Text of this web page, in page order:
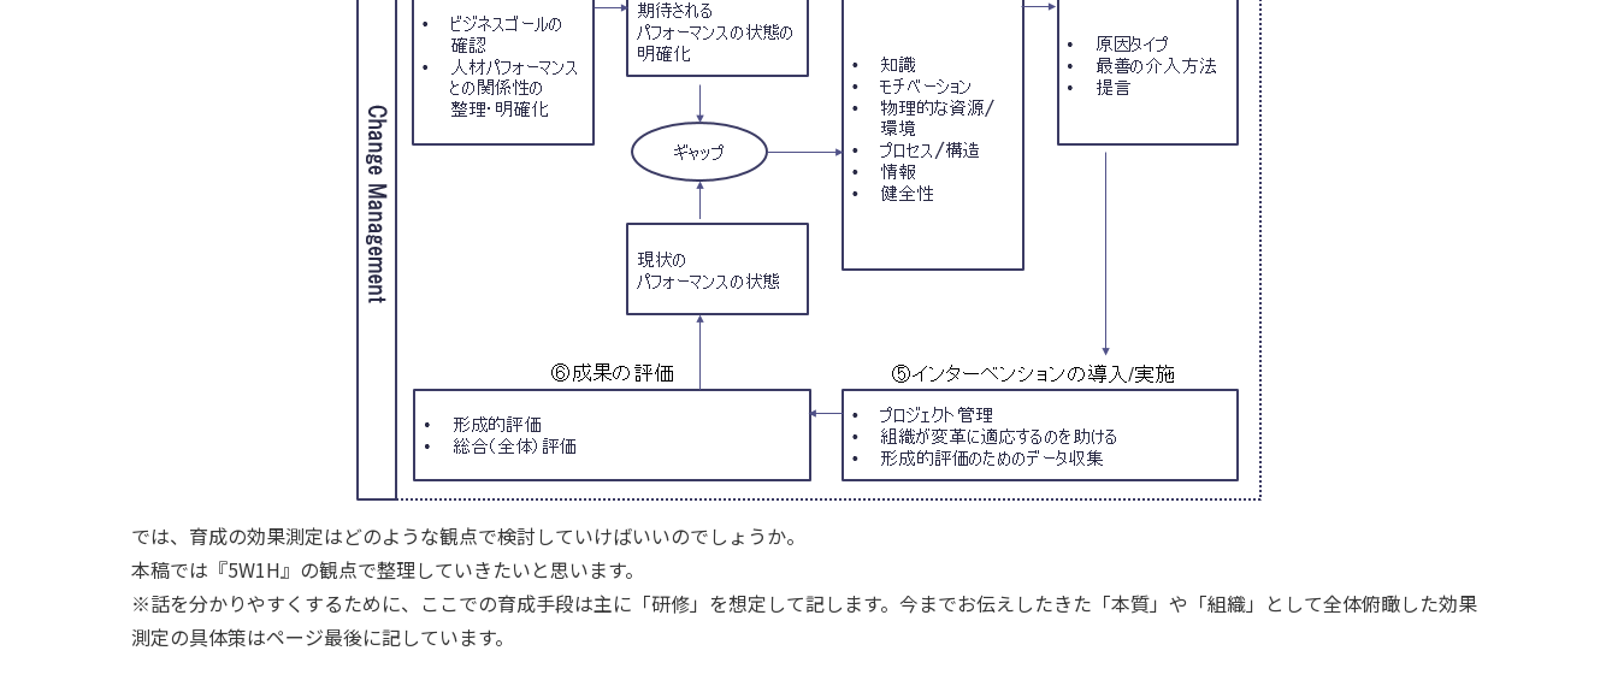
では、育成の効果測定はどのような観点で検討していけばいいのでしょうか。
本稿では『5W1H』の観点で整理していきたいと思います。
※話を分かりやすくするために、ここでの育成手段は主に「研修」を想定して記します。今までお伝えしたきた「本質」や「組織」として全体俯瞰した効果
測定の具体策はページ最後に記しています。